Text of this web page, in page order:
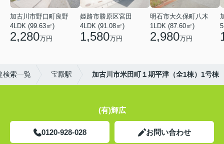
加古川市野口町良野
4LDK (99.63㎡)
2,280万円
姫路市勝原区宮田
4LDK (91.08㎡)
1,580万円
明石市大久保町八木
1LDK (87.60㎡)
2,980万円
検索一覧 宝殿駅 加古川市米田町１期平津（全1棟）1号棟
(有)輝広
0120-928-028 お問い合わせ